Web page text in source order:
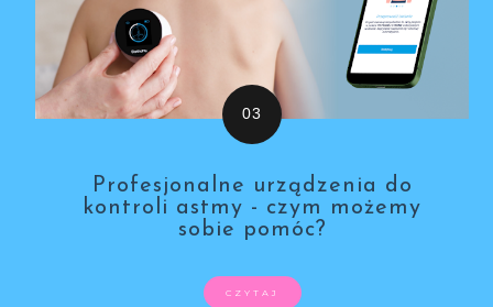
Profesjonalne urządzenia do
kontroli astmy - czym możemy
sobie pomóc?
CZYTAJ